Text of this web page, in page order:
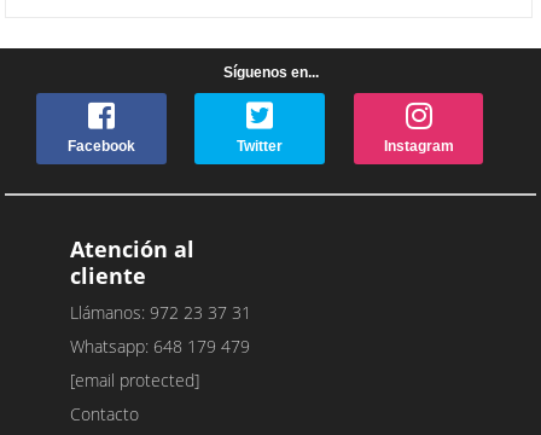
Síguenos en...
Facebook Twitter Instagram
Atención al
cliente
Llámanos: 972 23 37 31
Whatsapp: 648 179 479
[email protected]
Contacto